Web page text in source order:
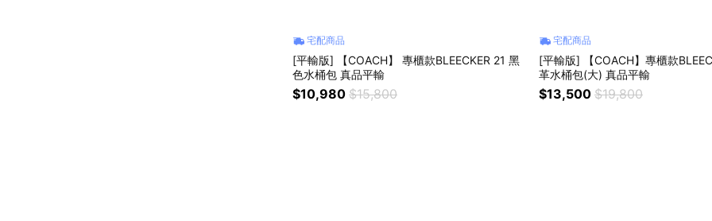
宅配商品
[平輸版] 【COACH】 專櫃款BLEECKER 21 黑
色水桶包 真品平輸
$10,980 $15,800
宅配商品
[平輸版] 【COACH】專櫃款
革水桶包(大) 真品平輸
$13,500 $19,800